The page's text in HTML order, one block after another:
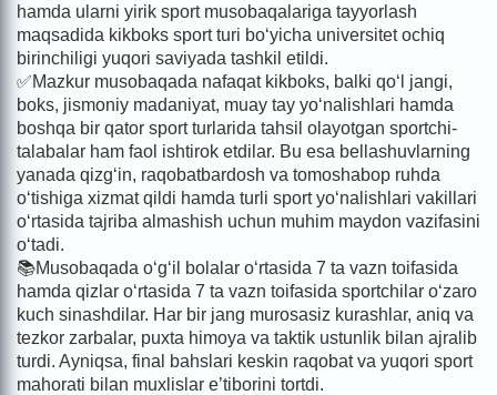
hamda ularni yirik sport musobaqalariga tayyorlash
maqsadida kikboks sport turi bo‘yicha universitet ochiq
birinchiligi yuqori saviyada tashkil etildi.
✅Mazkur musobaqada nafaqat kikboks, balki qo‘l jangi,
boks, jismoniy madaniyat, muay tay yo‘nalishlari hamda
boshqa bir qator sport turlarida tahsil olayotgan sportchi-
talabalar ham faol ishtirok etdilar. Bu esa bellashuvlarning
yanada qizg‘in, raqobatbardosh va tomoshabop ruhda
o‘tishiga xizmat qildi hamda turli sport yo‘nalishlari vakillari
o‘rtasida tajriba almashish uchun muhim maydon vazifasini
o‘tadi.
📚Musobaqada o‘g‘il bolalar o‘rtasida 7 ta vazn toifasida
hamda qizlar o‘rtasida 7 ta vazn toifasida sportchilar o‘zaro
kuch sinashdilar. Har bir jang murosasiz kurashlar, aniq va
tezkor zarbalar, puxta himoya va taktik ustunlik bilan ajralib
turdi. Ayniqsa, final bahslari keskin raqobat va yuqori sport
mahorati bilan muxlislar e’tiborini tortdi.